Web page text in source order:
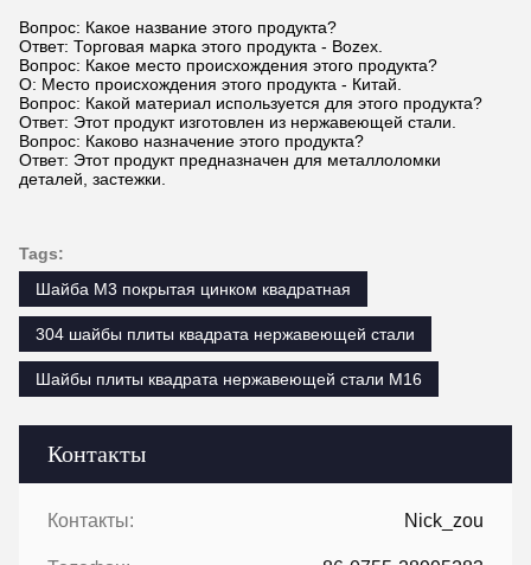
Контакты
Контакты: Nick_zou
Вопрос: Какое название этого продукта?
Ответ: Торговая марка этого продукта - Bozex.
Вопрос: Какое место происхождения этого продукта?
О: Место происхождения этого продукта - Китай.
Вопрос: Какой материал используется для этого продукта?
Ответ: Этот продукт изготовлен из нержавеющей стали.
Вопрос: Каково назначение этого продукта?
Ответ: Этот продукт предназначен для металлоломки
деталей, застежки.
Tags:
Шайба M3 покрытая цинком квадратная
304 шайбы плиты квадрата нержавеющей стали
Шайбы плиты квадрата нержавеющей стали M16